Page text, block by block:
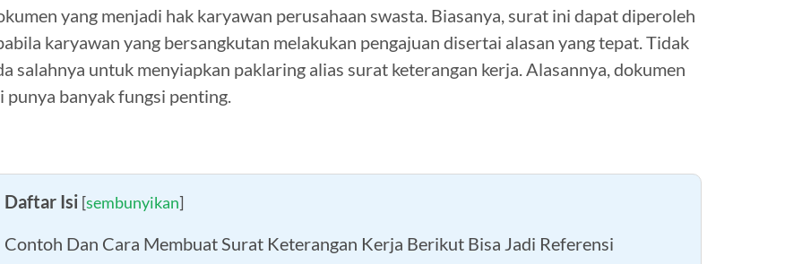
yang menjadi hak karyawan perusahaan swasta. Biasanya, surat ini dapat diperoleh
karyawan yang bersangkutan melakukan pengajuan disertai alasan yang tepat. Tidak
salahnya untuk menyiapkan paklaring alias surat keterangan kerja. Alasannya, dokumen
punya banyak fungsi penting.
Daftar Isi [sembunyikan]
Contoh Dan Cara Membuat Surat Keterangan Kerja Berikut Bisa Jadi Referensi